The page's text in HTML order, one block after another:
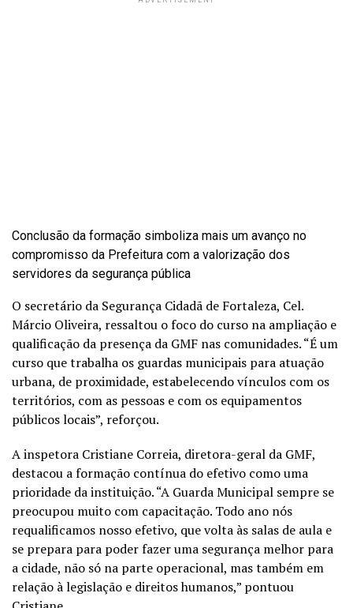
Conclusão da formação simboliza mais um avanço no
compromisso da Prefeitura com a valorização dos
servidores da segurança pública
O secretário da Segurança Cidadã de Fortaleza, Cel.
Márcio Oliveira, ressaltou o foco do curso na ampliação e
qualificação da presença da GMF nas comunidades. “É um
curso que trabalha os guardas municipais para atuação
urbana, de proximidade, estabelecendo vínculos com os
territórios, com as pessoas e com os equipamentos
públicos locais”, reforçou.
A inspetora Cristiane Correia, diretora-geral da GMF,
destacou a formação contínua do efetivo como uma
prioridade da instituição. “A Guarda Municipal sempre se
preocupou muito com capacitação. Todo ano nós
requalificamos nosso efetivo, que volta às salas de aula e
se prepara para poder fazer uma segurança melhor para
a cidade, não só na parte operacional, mas também em
relação à legislação e direitos humanos,” pontuou